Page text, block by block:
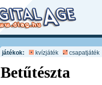
játékok: kvízjáték
csapatjáték
Betűtészta